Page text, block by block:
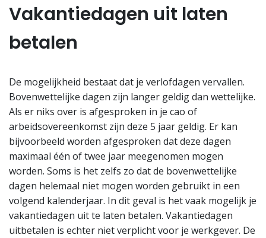
Vakantiedagen uit laten
betalen
De mogelijkheid bestaat dat je verlofdagen vervallen.
Bovenwettelijke dagen zijn langer geldig dan wettelijke.
Als er niks over is afgesproken in je cao of
arbeidsovereenkomst zijn deze 5 jaar geldig. Er kan
bijvoorbeeld worden afgesproken dat deze dagen
maximaal één of twee jaar meegenomen mogen
worden. Soms is het zelfs zo dat de bovenwettelijke
dagen helemaal niet mogen worden gebruikt in een
volgend kalenderjaar. In dit geval is het vaak mogelijk je
vakantiedagen uit te laten betalen. Vakantiedagen
uitbetalen is echter niet verplicht voor je werkgever. De